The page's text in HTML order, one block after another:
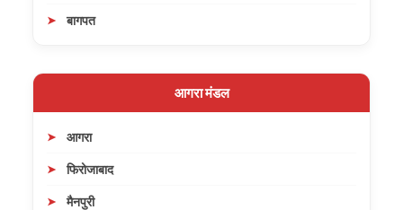
बागपत
आगरा मंडल
आगरा
फिरोजाबाद
मैनपुरी